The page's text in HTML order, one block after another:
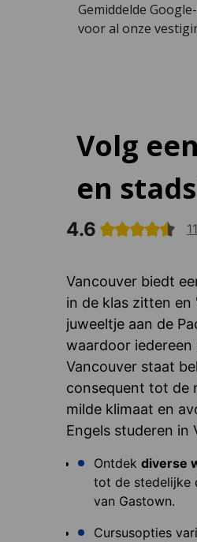
Gemiddelde
voor al onze
Volg
en
4.6
Vancouver biedt
in de klas zitten en
juweeltje aan de
waardoor
Vancouver staat
consequent tot de
milde klimaat en
Engels studeren in
Ontdek diverse
tot de stedelijke
van Gastown.
Cursusopties